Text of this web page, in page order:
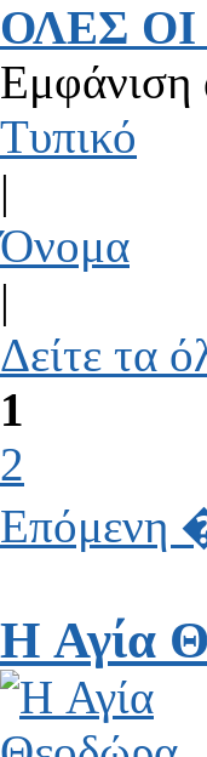
ΟΛΕΣ
Εμφάνιση
Τυπικό
|
Όνομα
|
Δείτε τα
1
2
Επόμενη
H Αγία